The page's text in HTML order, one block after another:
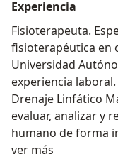
Experiencia
Fisioterapeuta.
fisioterapéutica en
Universidad
experiencia
Drenaje Linfático
evaluar, analizar y
humano de forma
ver más